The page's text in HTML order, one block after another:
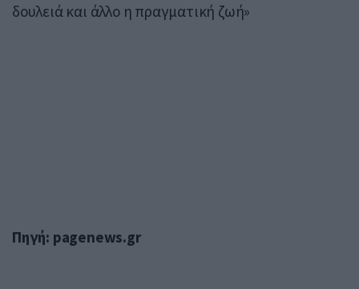
δουλειά και άλλο η πραγματική ζωή»
Πηγή: pagenews.gr